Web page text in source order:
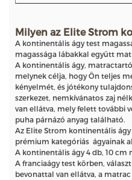
Milyen az Elite Strom
A kontinentális ágy test
magassága lábakkal együtt
A kontinentális ágy,
melynek célja, hogy Ön teljes
kényelmét, és jótékony
szerkezet, nemkívánatos zaj
van ellátva, mely felett további
puha párnázó anyag található.
Az Elite Strom kontinentális
prémium kategóriás ágyainak
A kontinentális ágy 4 db, 10 cm
A franciaágy test körben,
bevonattal van ellátva, a